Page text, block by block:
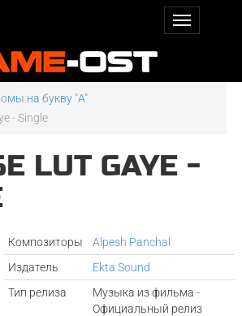
на букву "A"
- Single
LUT GAYE -
Композиторы
Alpesh Panchal
Издатель
Ekta Sound
Тип релиза
Музыка из фильма -
Официальный релиз